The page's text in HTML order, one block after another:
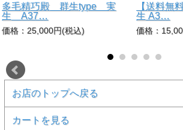
多毛精巧殿 群生type 実
生 A37…
価格：25,000円(税込)
【送料無
生 A3…
価格：
お店のトップへ戻る
カートを見る